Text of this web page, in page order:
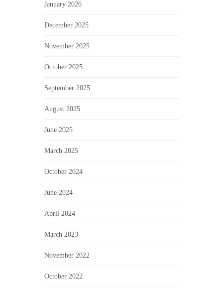
January 2026
December 2025
November 2025
October 2025
September 2025
August 2025
June 2025
March 2025
October 2024
June 2024
April 2024
March 2023
November 2022
October 2022